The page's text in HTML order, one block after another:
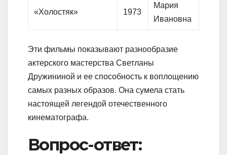
«Холостяк» 1973
Мария
Ивановна
Эти фильмы показывают разнообразие
актерского мастерства Светланы
Дружининой и ее способность к воплощению
самых разных образов. Она сумела стать
настоящей легендой отечественного
кинематографа.
Вопрос-ответ: